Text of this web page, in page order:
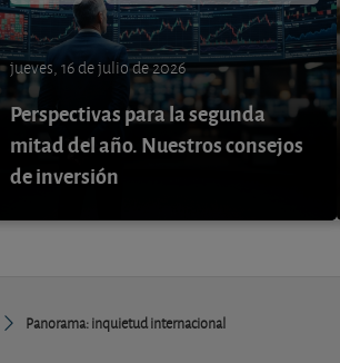
jueves, 16 de julio de 2026
Perspectivas para la segunda
mitad del año. Nuestros consejos
de inversión
Panorama: inquietud internacional